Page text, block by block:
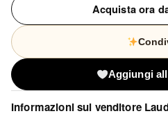
Acquista ora
Aggiungi
Informazioni sul venditore